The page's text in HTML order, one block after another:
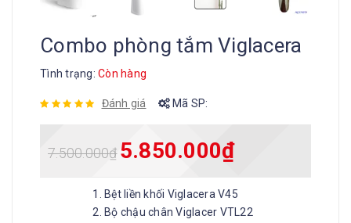
Combo phòng tắm Viglacera
Tình trạng: Còn hàng
Đánh giá Mã SP:
7.500.000₫ 5.850.000₫
Bệt liền khối Viglacera V45
Bộ chậu chân Viglacer VTL22